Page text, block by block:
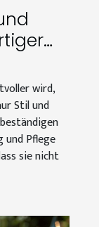
wird,
Stil und
und Pflege
sie nicht